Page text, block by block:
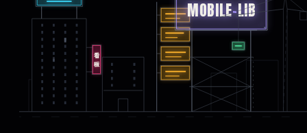
看板
MOBILE-LIB